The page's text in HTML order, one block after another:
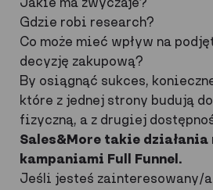
Gdzie robi research?
Co może mieć wpływ na
decyzję zakupową?
By osiągnąć sukces,
które z jednej strony budują
fizyczną, a z drugiej
Sales&More takie działania
kampaniami Full Funnel .
Jeśli jesteś zainteresowany/